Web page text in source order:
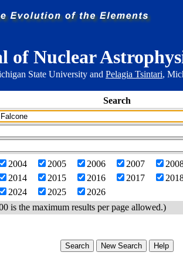
Nuclear
State University and Pelagia Tsintari,
Search
2004 2005 2006 2007
2014 2015 2016 2017
2024 2025
2026
is the maximum results per page allowed.)